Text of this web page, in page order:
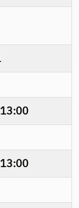
13:00
13:00